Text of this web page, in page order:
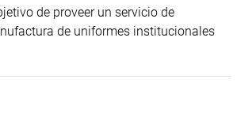
de proveer un servicio de
de uniformes institucionales